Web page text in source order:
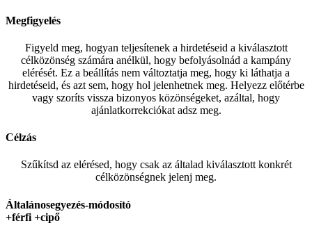
Megfigyelés
Figyeld meg, hogyan teljesítenek a hirdetéseid a kiválasztott
célközönség számára anélkül, hogy befolyásolnád a kampány
elérését. Ez a beállítás nem változtatja meg, hogy ki láthatja a
hirdetéseid, és azt sem, hogy hol jelenhetnek meg. Helyezz előtérbe
vagy szoríts vissza bizonyos közönségeket, azáltal, hogy
ajánlatkorrekciókat adsz meg.
Célzás
Szűkítsd az elérésed, hogy csak az általad kiválasztott konkrét
célközönségnek jelenj meg.
Általánosegyezés-módosító
+férfi +cipő